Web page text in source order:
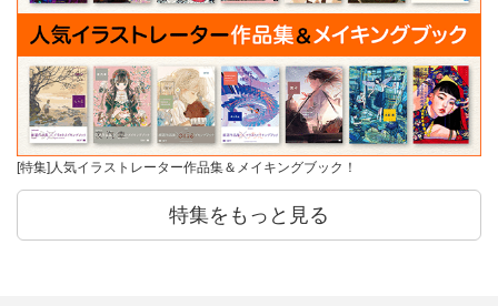
[特集]人気イラストレーター作品集＆メイキングブック！
特集をもっと見る